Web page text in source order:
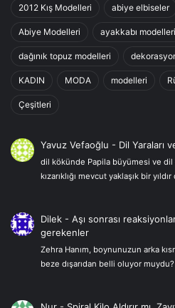
2012 Kış Modelleri abiye elbiseler
Abiye Modelleri ayakkabı modelleri
dağınık topuz modelleri
KADIN MODA modelleri
Çeşitleri
Yavuz Vefaoğlu - Dil Yaraları
dil kökünde Papila büyümesi ve dil
kızarıklığı mevcut yaklaşık bir
Dilek -Aşı sonrası
gerekenler
Zehra Hanım, boynunuzun arka
beze dışarıdan belli oluyor muydu?